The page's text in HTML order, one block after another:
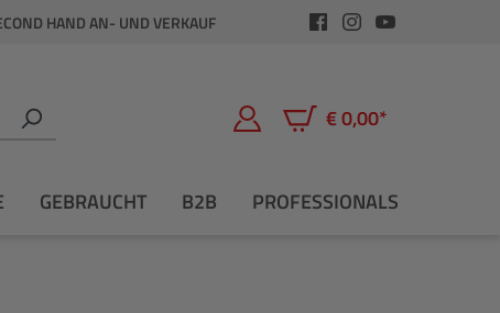
HAND AN- UND VERKAUF
€ 0,00*
Warenkorb enthält 0
GEBRAUCHT B2B PROFESSIONALS